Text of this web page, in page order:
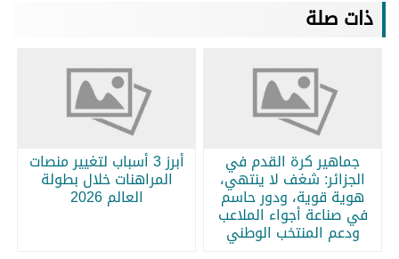
ذات صلة
جماهير كرة القدم في
الجزائر: شغف لا ينتهي،
هوية قوية، ودور حاسم
في صناعة أجواء الملاعب
ودعم المنتخب الوطني
أبرز 3 أسباب لتغيير منصات
المراهنات خلال بطولة
العالم 2026